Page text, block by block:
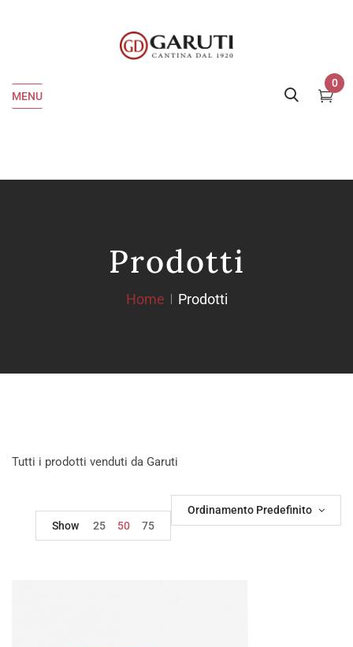
MENU
0
Prodotti
Home Prodotti
Tutti i prodotti venduti da Garuti
Ordinamento Predefinito
Show
25 50 75